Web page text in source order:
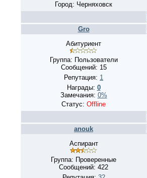
Город: Черняховск
Gro
Абитуриент
Группа: Пользователи
Сообщений: 15
Репутация: 1
Награды: 0
Замечания: 0%
Статус: Offline
anouk
Аспирант
Группа: Проверенные
Сообщений: 422